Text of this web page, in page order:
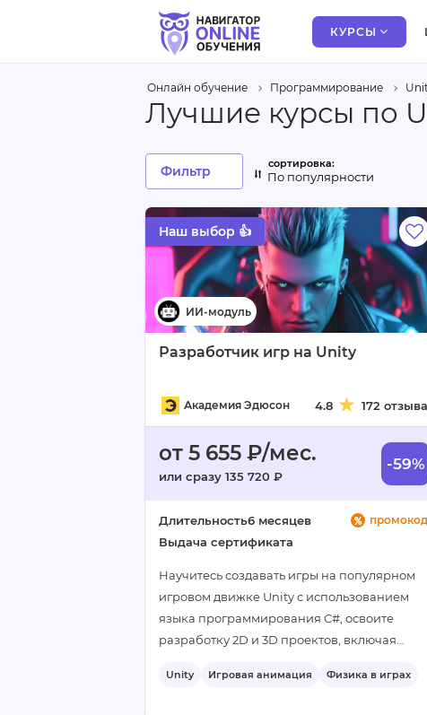
КУРСЫ
Онлайн обучение Программирование
Лучшие курсы по
Разработчик игр на Unity
Академия Эдюсон 4.8 172 отзыва
от 5 655 ₽/мес.
или сразу 135 720 ₽
-59%
промокод
Длительность6 месяцев
Выдача сертификата
Научитесь создавать игры на популярном
игровом движке Unity с использованием
языка программирования C#, освоите
разработку 2D и 3D проектов, включая
интеллект и игровые механики. Освоите
Unity Игровая анимация
Физика в играх
Наш выбор 👍
Фильтр По популярности